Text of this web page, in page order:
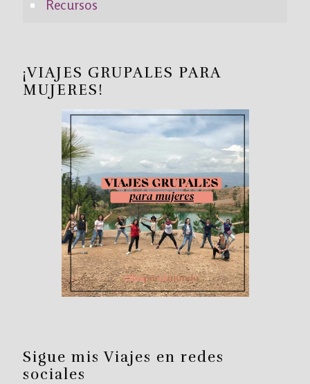
Recursos
¡VIAJES GRUPALES PARA
MUJERES!
Sigue mis Viajes en redes
sociales